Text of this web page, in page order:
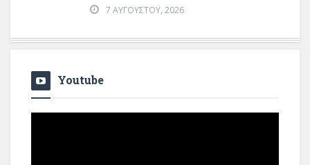
7 ΑΥΓΟΎΣΤΟΥ, 2026
Youtube